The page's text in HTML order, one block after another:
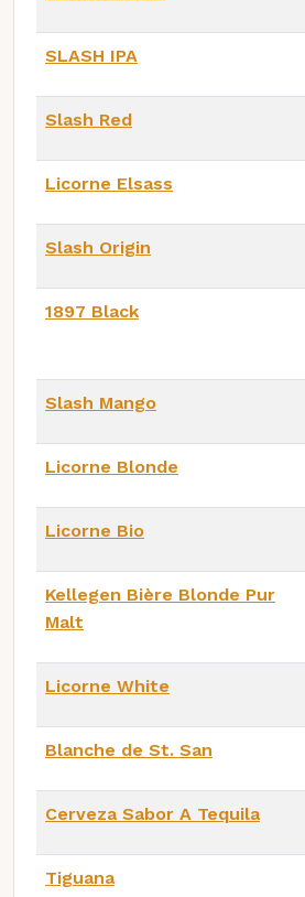
SLASH IPA
Slash Red
Licorne Elsass
Slash Origin
1897 Black
Slash Mango
Licorne Blonde
Licorne Bio
Kellegen Bière Blonde Pur
Malt
Licorne White
Blanche de St. San
Cerveza Sabor A Tequila
Tiguana